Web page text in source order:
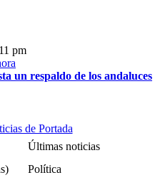
pm
un respaldo de los andaluces
de Portada
Últimas noticias
Política